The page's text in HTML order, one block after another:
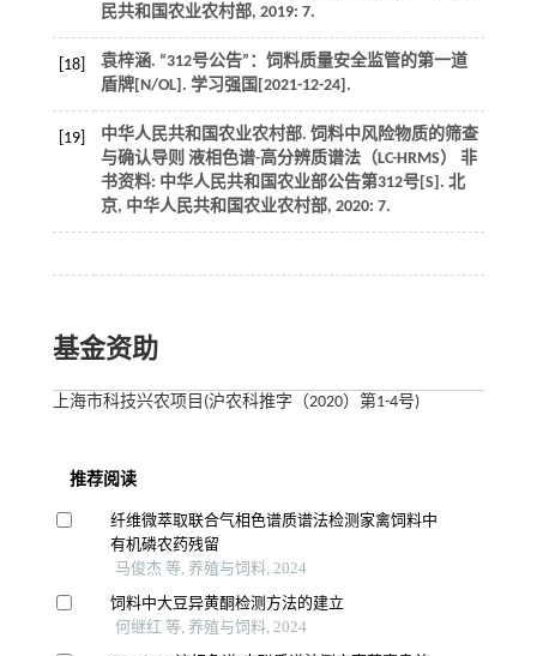
民共和国农业农村部, 2019: 7.
[18]
袁梓涵. “312号公告”：饲料质量安全监管的第一道
盾牌[N/OL]. 学习强国 [2021-12-24].
[19] 中华人民共和国农业农村部. 饲料中风险物质的筛查
与确认导则 液相色谱-高分辨质谱法（LC-HRMS） 非
书资料: 中华人民共和国农业部公告第312号[S]. 北
京, 中华人民共和国农业农村部, 2020: 7.
基金资助
上海市科技兴农项目(沪农科推字（2020）第1-4号)